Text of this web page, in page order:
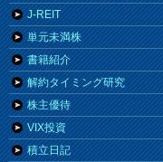
J-REIT
単元未満株
書籍紹介
解約タイミング研究
株主優待
VIX投資
積立日記